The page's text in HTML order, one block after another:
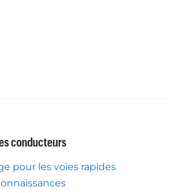
conducteurs
pour les voies rapides